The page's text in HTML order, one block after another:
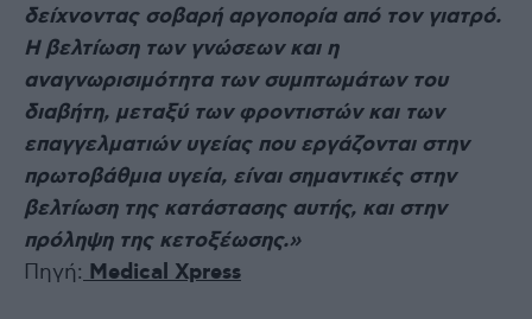
δείχνοντας σοβαρή αργοπορία από τον γιατρό.
Η βελτίωση των γνώσεων και η
αναγνωρισιμότητα των συμπτωμάτων του
διαβήτη, μεταξύ των φροντιστών και των
επαγγελματιών υγείας που εργάζονται στην
πρωτοβάθμια υγεία, είναι σημαντικές στην
βελτίωση της κατάστασης αυτής, και στην
πρόληψη της κετοξέωσης.»
Πηγή:Medical Xpress